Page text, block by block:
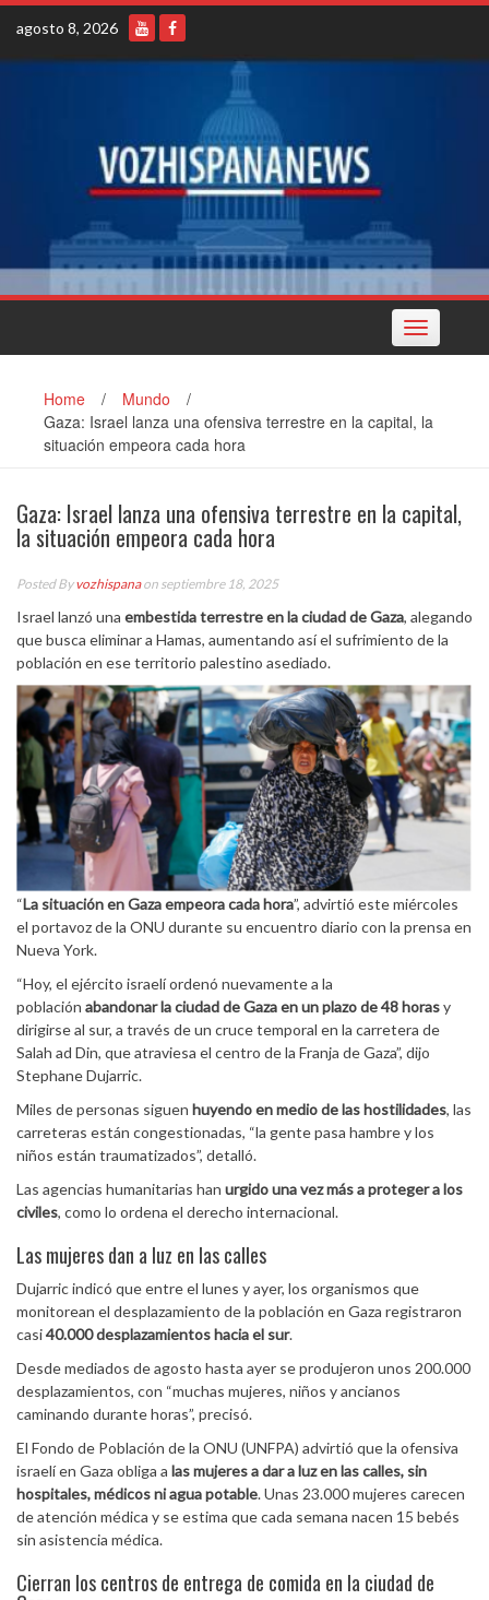
Skip
content
agosto 8, 2026
Toggle
navigation
Home / Mundo
/
Gaza: Israel lanza una ofensiva terrestre en la capital, la
situación empeora cada hora
Gaza: Israel lanza una ofensiva terrestre en la capital,
la situación empeora cada hora
Posted Byvozhispanaon septiembre 18, 2025
Israel lanzó una embestida terrestre en la ciudad de Gaza, alegando
que busca eliminar a Hamas, aumentando así el sufrimiento de la
población en ese territorio palestino asediado.
“La situación en Gaza empeora cada hora”, advirtió este miércoles
el portavoz de la ONU durante su encuentro diario con la prensa en
Nueva York.
“Hoy, el ejército israelí ordenó nuevamente a la
población abandonar la ciudad de Gaza en un plazo de 48 horasy
dirigirse al sur, a través de un cruce temporal en la carretera de
Salah ad Din, que atraviesa el centro de la Franja de Gaza”, dijo
Stephane Dujarric.
Miles de personas siguen huyendo en medio de las hostilidades, las
carreteras están congestionadas, “la gente pasa hambre y los
niños están traumatizados”, detalló.
Las agencias humanitarias han urgido una vez más a proteger a los
civiles, como lo ordena el derecho internacional.
Las mujeres dan a luz en las calles
Dujarric indicó que entre el lunes y ayer, los organismos que
monitorean el desplazamiento de la población en Gaza registraron
casi40.000 desplazamientos hacia el sur.
Desde mediados de agosto hasta ayer se produjeron unos 200.000
desplazamientos, con “muchas mujeres, niños y ancianos
caminando durante horas”, precisó.
El Fondo de Población de la ONU (UNFPA) advirtió que la ofensiva
israelí en Gaza obliga a las mujeres a dar a luz en las calles, sin
hospitales, médicos ni agua potable. Unas 23.000 mujeres carecen
de atención médica y se estima que cada semana nacen 15 bebés
sin asistencia médica.
Cierran los centros de entrega de comida en la ciudad de